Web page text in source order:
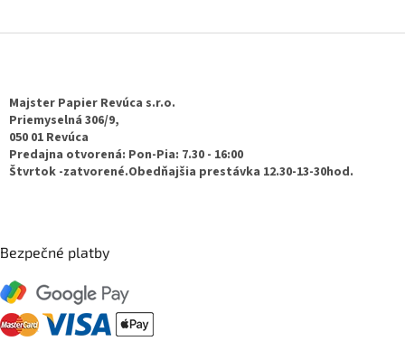
Majster Papier Revúca s.r.o.
Priemyselná 306/9,
050 01 Revúca
Predajna otvorená: Pon-Pia: 7.30 - 16:00
Štvrtok -zatvorené.Obedňajšia prestávka 12.30-13-30hod.
Bezpečné platby